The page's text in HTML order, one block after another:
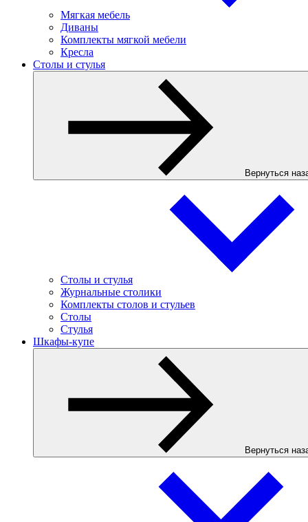
Мягкая мебель
Диваны
Комплекты мягкой мебели
Кресла
Столы и стулья
Вернуться
Столы и стулья
Журнальные столики
Комплекты столов и стульев
Столы
Стулья
Шкафы-купе
Вернуться